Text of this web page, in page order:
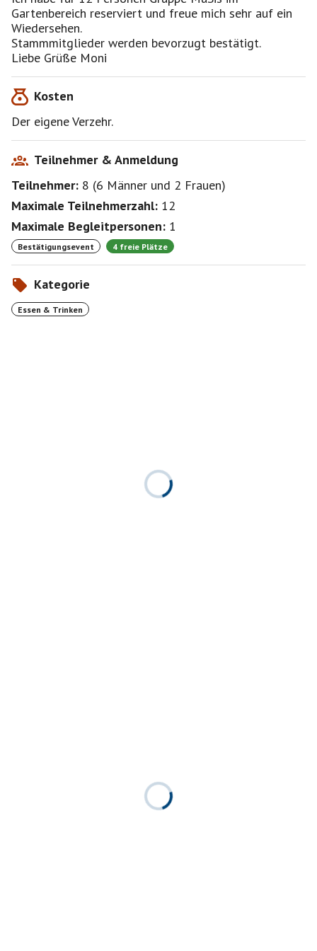
Gartenbereich reserviert und freue mich sehr auf ein
Wiedersehen.
Stammmitglieder werden bevorzugt bestätigt.
Liebe Grüße Moni
Kosten
Der eigene Verzehr.
Teilnehmer & Anmeldung
Teilnehmer: 8 (6 Männer und 2 Frauen)
Maximale Teilnehmerzahl: 12
Maximale Begleitpersonen: 1
Bestätigungsevent 4 freie Plätze
Kategorie
Essen & Trinken